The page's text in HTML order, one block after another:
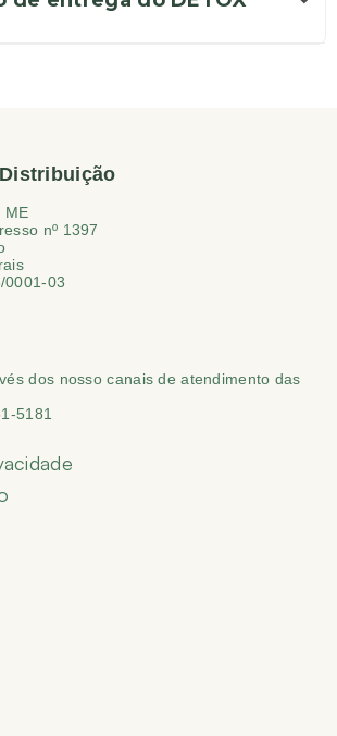
ME
nº 1397
0001-03
dos nosso canais de atendimento das
5181